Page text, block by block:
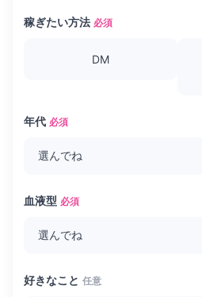
稼ぎたい方法 必須
DM
年代 必須
血液型 必須
好きなこと 任意